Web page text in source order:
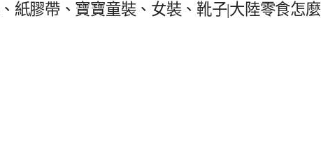
紙膠帶、寶寶童裝、女裝、靴子|大陸零食怎麼